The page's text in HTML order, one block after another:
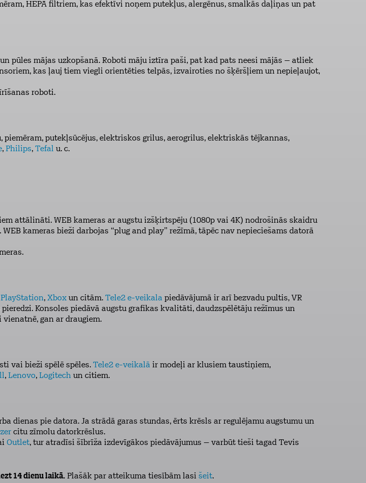
HEPA filtriem, kas efektīvi noņem putekļus, alergēnus, smalkās daļiņas un pat
pūles mājas uzkopšanā. Roboti māju iztīra paši, pat kad pats neesi mājās – atliek
kas ļauj tiem viegli orientēties telpās, izvairoties no šķēršļiem un nepieļaujot,
roboti.
putekļsūcējus, elektriskos grilus, aerogrilus, elektriskās tējkannas,
, Philips, Tefal u. c.
attālināti. WEB kameras ar augstu izšķirtspēju (1080p vai 4K) nodrošinās skaidru
kameras bieži darbojas “plug and play” režīmā, tāpēc nav nepieciešams datorā
PlayStation, Xbox un citām. Tele2 e-veikala piedāvājumā ir arī bezvadu pultis, VR
Konsoles piedāvā augstu grafikas kvalitāti, daudzspēlētāju režīmus un
gan ar draugiem.
vai bieži spēlē spēles. Tele2 e-veikalā ir modeļi ar klusiem taustiņiem,
, Lenovo, Logitech un citiem.
dienas pie datora. Ja strādā garas stundas, ērts krēsls ar regulējamu augstumu un
citu zīmolu datorkrēslus.
Outlet, tur atradīsi šībrīža izdevīgākos piedāvājumus – varbūt tieši tagad Tevis
14 dienu laikā. Plašāk par atteikuma tiesībām lasi šeit.